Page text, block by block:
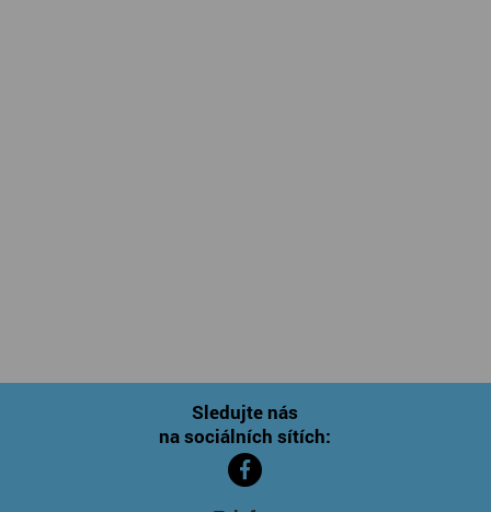
Sledujte nás
na sociálních sítích: